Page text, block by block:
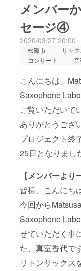
メンバー
セージ④
2020/03/27 20:00
松阪市
サック
コンサート
音
こんにちは。
Saxophone
ご覧いただいて
ありがとうござ
プロジェクト終
25日となりまし
【メンバーより
皆様、こんにちは
今回から
Saxophone
せていただく事
た、真室香代で
リトンサックス